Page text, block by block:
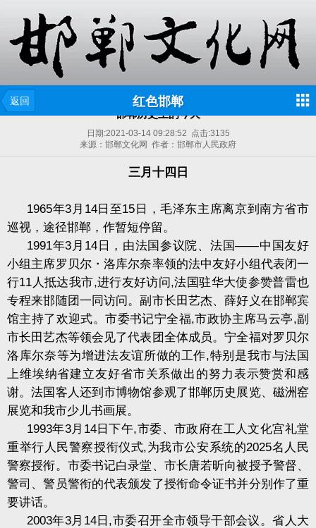
返回 红色邯郸
邯郸历史上的今天
日期:2021-03-14 09:28:52 点击:3135
来源：邯郸文化网 作者：邯郸市人民政府
三月十四日
1965年3 月 14日至15 日，毛泽东主席离京到南方省市
巡视，途径邯郸，作暂短停留。
1991年3 月 14日，由法国参议院、法国——中国友好
小组主席罗贝尔・洛库尔奈率领的法中友好小组代表闭一
行11 人抵达我市,进行友好访问,法国驻华大使参赞普雷也
专程来邯随团一同访问。副市长田艺杰、薛好义在邯郸宾
馆主持了欢迎式。市委书记宁全福,市政协主席马云亭,副
市长田艺杰等领会见了代表团全体成员。宁全福对罗贝尔
洛库尔奈等为增进法友谊所做的工作,特别是我市与法国
上维埃纳省建立友好省市关系做出的努力表示赞赏和感
谢。法国客人还到市博物馆参观了邯郸历史展览、磁洲窑
展览和我市少儿书画展。
1993年3月 14日下午,市委、市政府在工人文化宫礼堂
重举行人民警察授衔仪式,为我市公安系统的2025名人民
警察授衔。市委书记白录堂、市长唐若昕向被授予警督、
警司、警员警衔的代表颁发了授衔命令证书并分别作了重
要讲话。
2003年3月 14日 ,市委召开全市领导干部会议。省人大